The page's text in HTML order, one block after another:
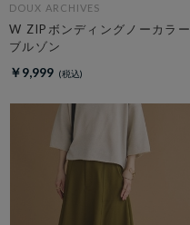
DOUX ARCHIVES
W ZIPボンディングノーカラー
ブルゾン
￥9,999